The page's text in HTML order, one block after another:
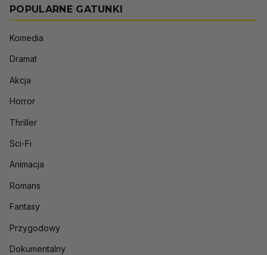
POPULARNE GATUNKI
Komedia
Dramat
Akcja
Horror
Thriller
Sci-Fi
Animacja
Romans
Fantasy
Przygodowy
Dokumentalny